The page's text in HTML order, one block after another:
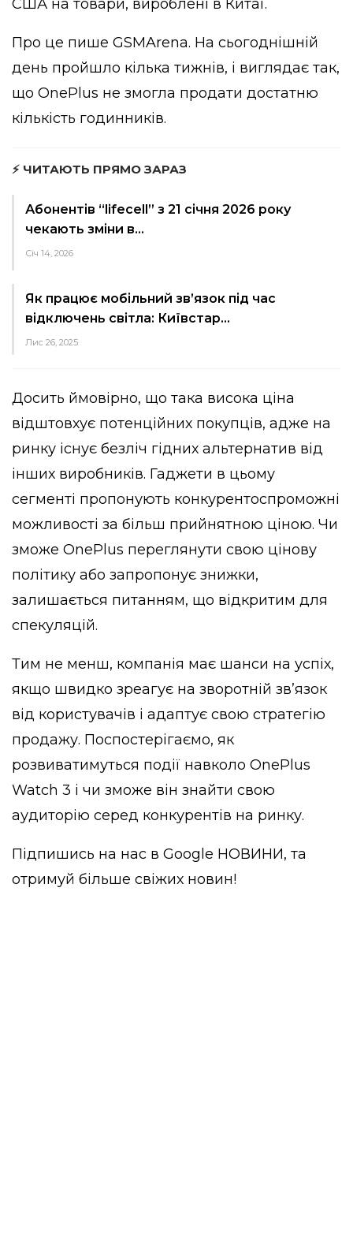
США на товари, вироблені в Китаї.
Про це пише GSMArena. На сьогоднішній
день пройшло кілька тижнів, і виглядає так,
що OnePlus не змогла продати достатню
кількість годинників.
⚡ ЧИТАЮТЬ ПРЯМО ЗАРАЗ
Абонентів “lifecell” з 21 січня 2026 року
чекають зміни в…
Січ 14, 2026
Як працює мобільний зв’язок під час
відключень світла: Київстар…
Лис 26, 2025
Досить ймовірно, що така висока ціна
відштовхує потенційних покупців, адже на
ринку існує безліч гідних альтернатив від
інших виробників. Гаджети в цьому
сегменті пропонують конкурентоспроможні
можливості за більш прийнятною ціною. Чи
зможе OnePlus переглянути свою цінову
політику або запропонує знижки,
залишається питанням, що відкритим для
спекуляцій.
Тим не менш, компанія має шанси на успіх,
якщо швидко зреагує на зворотній зв’язок
від користувачів і адаптує свою стратегію
продажу. Поспостерігаємо, як
розвиватимуться події навколо OnePlus
Watch 3 і чи зможе він знайти свою
аудиторію серед конкурентів на ринку.
Підпишись на нас в Google НОВИНИ, та
отримуй більше свіжих новин!